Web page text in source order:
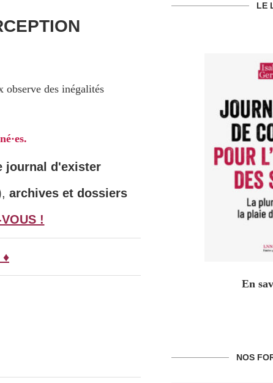
observe des inégalités
journal d'exister
archives et dossiers
!
LE
En
NOS